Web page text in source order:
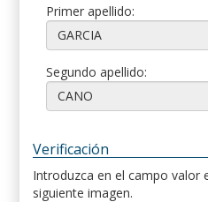
Primer apellido:
Segundo apellido:
Verificación
Introduzca en el campo valor
siguiente imagen.